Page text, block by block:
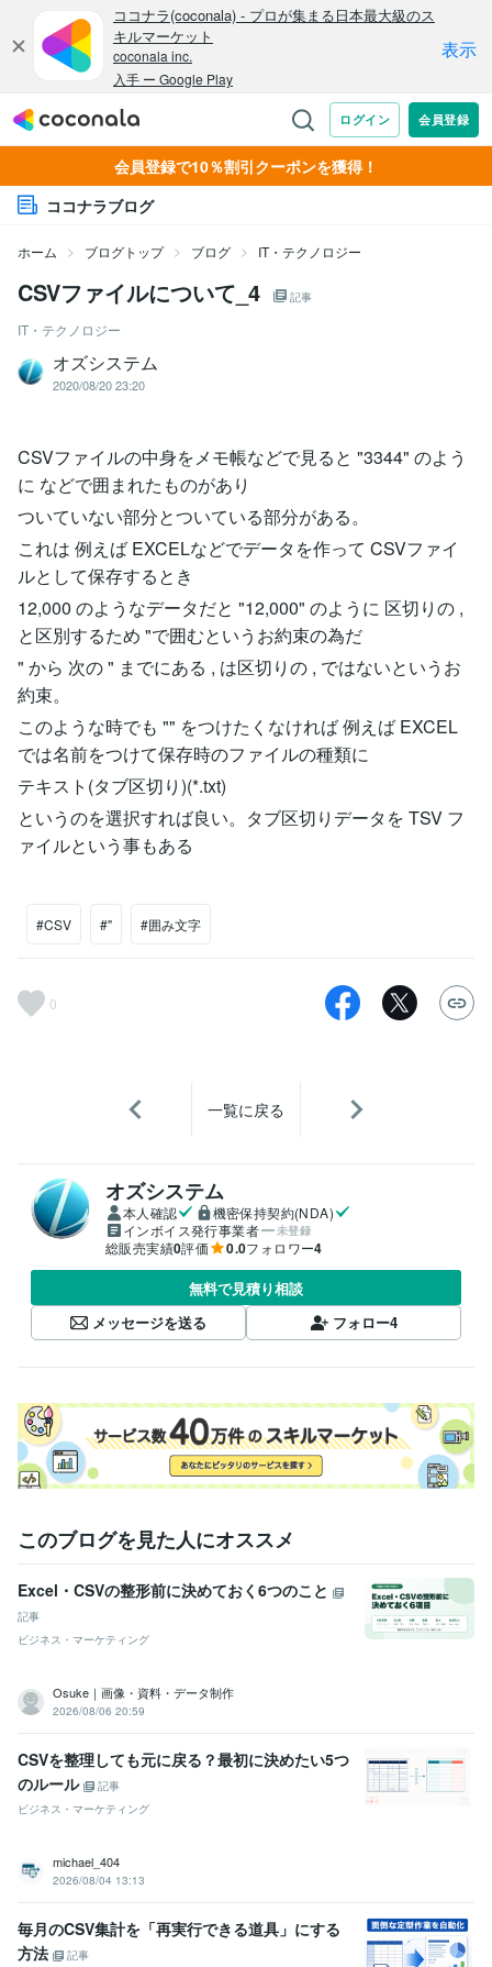
会員登録で10％割引クーポンを獲得！
ココナラブログ
ホーム ブログトップ ブログ IT・テクノロジー
CSVファイルについて_4 記事
IT・テクノロジー
オズシステム
2020/08/20 23:20
CSVファイルの中身をメモ帳などで見ると "3344" のよう
に などで囲まれたものがあり
ついていない部分とついている部分がある。
これは 例えば EXCELなどでデータを作って CSVファイ
ルとして保存するとき
12,000 のようなデータだと "12,000" のように 区切りの ,
と区別するため "で囲むというお約束の為だ
" から 次の " までにある , は区切りの , ではないというお
約束。
このような時でも "" をつけたくなければ 例えば EXCEL
では名前をつけて保存時のファイルの種類に
テキスト(タブ区切り)(*.txt)
というのを選択すれば良い。タブ区切りデータを TSV フ
ァイルという事もある
#CSV #" #囲み文字
0
一覧に戻る
オズシステム
本人確認
機密保持契約(NDA)
インボイス発行事業者
未登録
総販売実績0評価 0.0フォロワー4
無料で見積り相談
メッセージを送る
フォロー4
このブログを見た人にオススメ
Excel・CSVの整形前に決めておく6つのこと
記事
ビジネス・マーケティング
Osuke｜画像・資料・データ制作
2026/08/06 20:59
CSVを整理しても元に戻る？最初に決めたい5つ
のルール
記事
ビジネス・マーケティング
michael_404
2026/08/04 13:13
毎月のCSV集計を「再実行できる道具」にする
方法
記事